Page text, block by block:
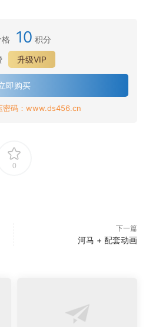
10 积分
升级VIP
即购买
密码：www.ds456.cn
0
下一篇
河马 + 配套动画